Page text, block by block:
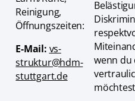
Reinigung,
Öffnungszeiten:
E-Mail: vs-
struktur@hdm-
stuttgart.de
wenn du